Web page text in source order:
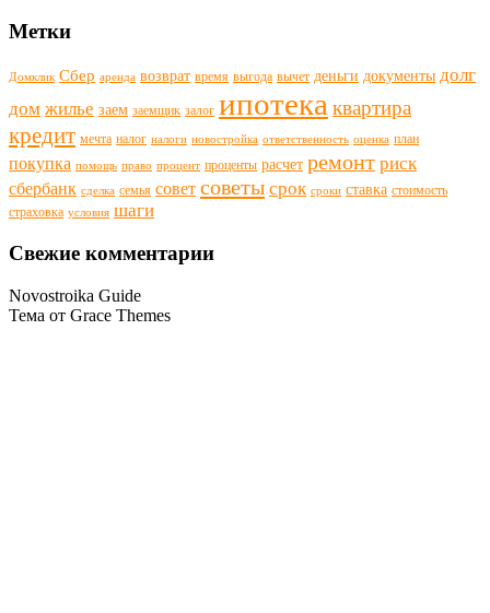
Метки
Домклик Сбер аренда возврат время выгода вычет деньги документы долг
дом жилье заем заемщик залог ипотека квартира
кредит мечта налог налоги новостройка ответственность оценка план
покупка помощь право процент проценты расчет ремонт риск
сбербанк сделка семья совет советы срок сроки ставка стоимость
страховка условия шаги
Свежие комментарии
Novostroika Guide
Тема от Grace Themes